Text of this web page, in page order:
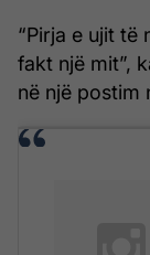
“Pirja e ujit të
fakt një mit”,
në një postim